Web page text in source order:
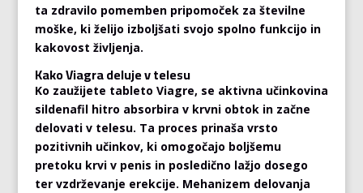
ta zdravilo pomemben pripomoček za številne
moške, ki želijo izboljšati svojo spolno funkcijo in
kakovost življenja.
Kako Viagra deluje v telesu
Ko zaužijete tableto Viagre, se aktivna učinkovina
sildenafil hitro absorbira v krvni obtok in začne
delovati v telesu. Ta proces prinaša vrsto
pozitivnih učinkov, ki omogočajo boljšemu
pretoku krvi v penis in posledično lažjo dosego
ter vzdrževanje erekcije. Mehanizem delovanja